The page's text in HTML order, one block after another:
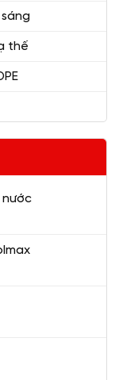
thế
nước